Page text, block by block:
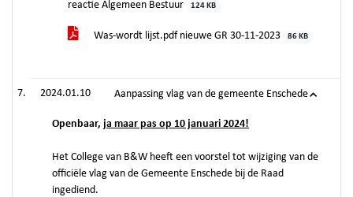
reactie Algemeen Bestuur
124 KB
Was-wordt lijst.pdf nieuwe GR 30-11-2023 86 KB
2024.01.10 Aanpassing vlag van de gemeente Enschede
Openbaar, ja maar pas op 10 januari 2024!
Het College van B&W heeft een voorstel tot wijziging van de
officiële vlag van de Gemeente Enschede bij de Raad
ingediend.